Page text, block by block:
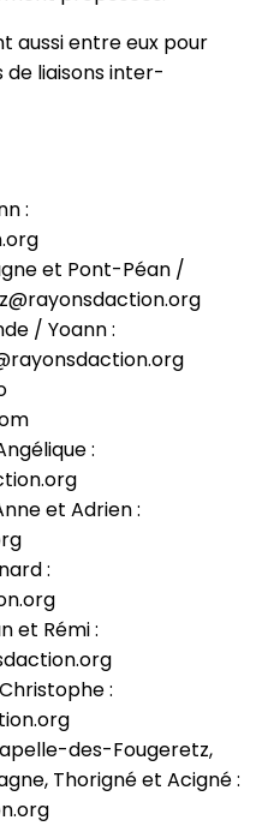
aussi entre eux pour
liaisons inter-
:
et Pont-Péan /
/ Yoann :
:
et Adrien :
:
et Rémi :
:
des-Fougeretz,
Thorigné et Acigné :